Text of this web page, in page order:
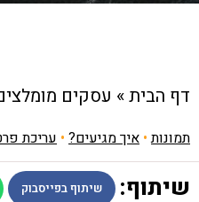
דף הבית» עסקים
תמונות• איך מגיעים? • עריכת
שיתוף: שיתוף בפייסבוק